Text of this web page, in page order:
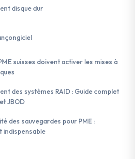
disque dur
suisses doivent activer les mises à
des systèmes RAID : Guide complet
JBOD
des sauvegardes pour PME :
indispensable